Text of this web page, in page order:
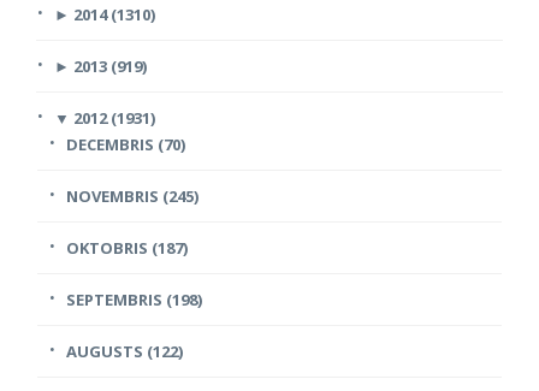
► 2014 (1310)
► 2013 (919)
▼ 2012 (1931)
DECEMBRIS (70)
NOVEMBRIS (245)
OKTOBRIS (187)
SEPTEMBRIS (198)
AUGUSTS (122)